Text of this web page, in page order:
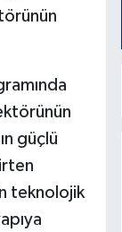
güçlü
teknolojik